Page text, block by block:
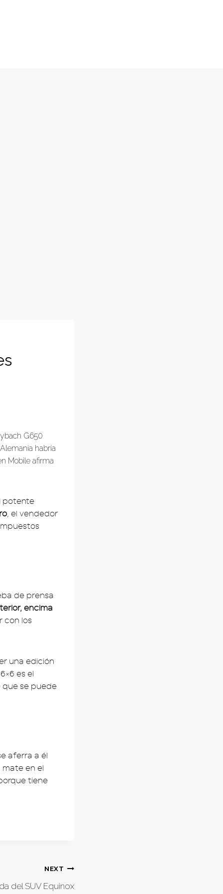
G650
habría
Mobile afirma
potente
, el vendedor
de prensa
encima
con los
una edición
es el
que se puede
aferra a él
en el
tiene
NEXT
del SUV Equinox